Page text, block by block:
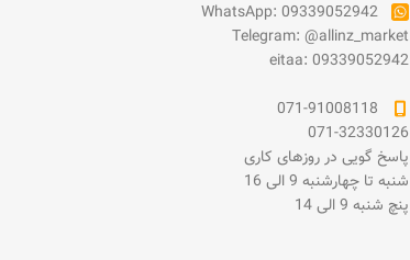
WhatsApp: 09339052942
Telegram: @allinz_market
eitaa: 09339052942
071-91008118
071-32330126
پاسخ گویی در روزهای کاری
شنبه تا چهارشنبه 9 الی 16
پنچ شنبه 9 الی 14